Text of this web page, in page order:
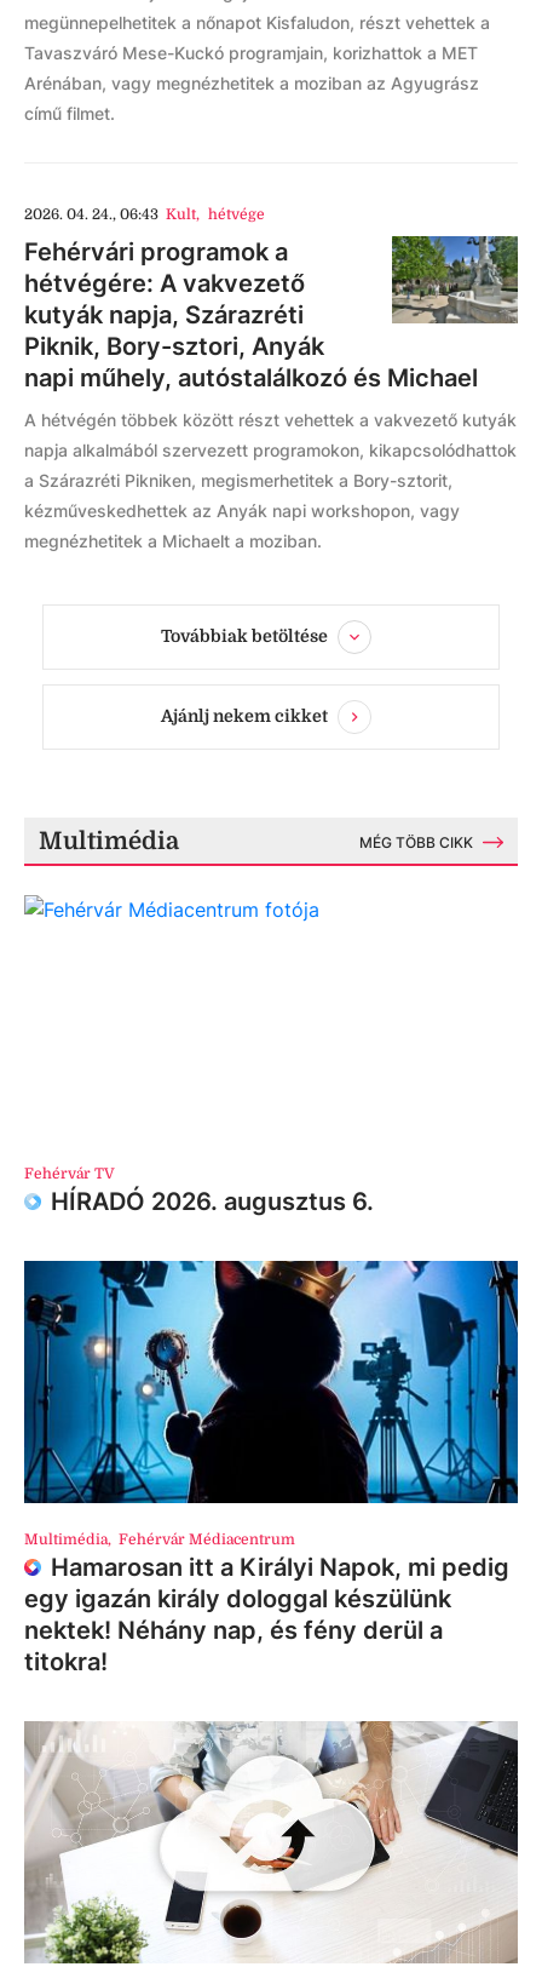
megünnepelhetitek a nőnapot Kisfaludon, részt vehettek a
Tavaszváró Mese-Kuckó programjain, korizhattok a MET
Arénában, vagy megnézhetitek a moziban az Agyugrász
című filmet.
2026. 04. 24., 06:43 Kult, hétvége
Fehérvári programok a
hétvégére: A vakvezető
kutyák napja, Szárazréti
Piknik, Bory-sztori, Anyák
napi műhely, autóstalálkozó és Michael
A hétvégén többek között részt vehettek a vakvezető kutyák
napja alkalmából szervezett programokon, kikapcsolódhattok
a Szárazréti Pikniken, megismerhetitek a Bory-sztorit,
kézműveskedhettek az Anyák napi workshopon, vagy
megnézhetitek a Michaelt a moziban.
Továbbiak betöltése
Ajánlj nekem cikket
Multimédia MÉG TÖBB CIKK
Fehérvár TV
HÍRADÓ 2026. augusztus 6.
Multimédia, Fehérvár Médiacentrum
Hamarosan itt a Királyi Napok, mi pedig
egy igazán király dologgal készülünk
nektek! Néhány nap, és fény derül a
titokra!